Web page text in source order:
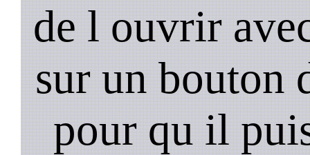
de l ouvrir
sur un bouton
pour qu il